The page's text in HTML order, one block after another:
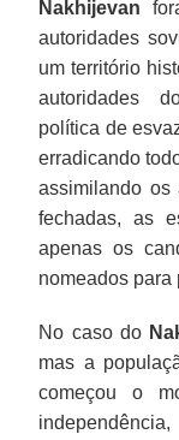
Nakhijevan
autoridades
um território
autoridades
política de
erradicando
assimilando os
fechadas, as
apenas os
nomeados para
No caso do
mas a
começou o